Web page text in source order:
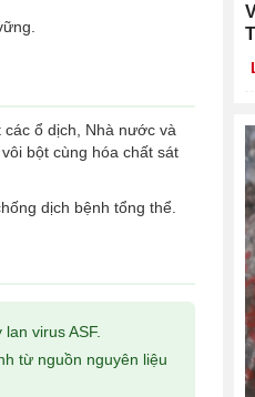
ổ dịch, Nhà nước và
bột cùng hóa chất sát
dịch bệnh tổng thể.
virus ASF.
từ nguồn nguyên liệu